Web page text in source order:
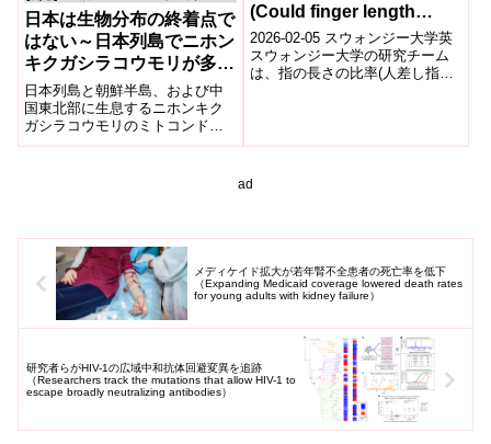
日本は生物分布の終着点で
はない～日本列島でニホン
キクガシラコウモリが多様
化したことを解明～
日本列島と朝鮮半島、および中
国東北部に生息するニホンキク
ガシラコウモリのミトコンドリ
アDNAにおける遺伝的変異を解
るコウモリが含まれることを明
らかにしました。本種は大陸か
ら渡ってきた後に日本列島で多
様化した後、氷河期の海水面低
下に伴い今より狭かった対馬海
(Could finger length
provide vital clue to
understanding human
brain evolution?)
2026-02-05 スウォンジー大学英
スウォンジー大学の研究チーム
は、指の長さの比率(人差し指と
ad
メディケイド拡大が若年腎不全患者の死亡率を低下
（Expanding Medicaid coverage lowered death rates
for young adults with kidney failure）
研究者らがHIV-1の広域中和抗体回避変異を追跡
（Researchers track the mutations that allow HIV-1 to
escape broadly neutralizing antibodies）